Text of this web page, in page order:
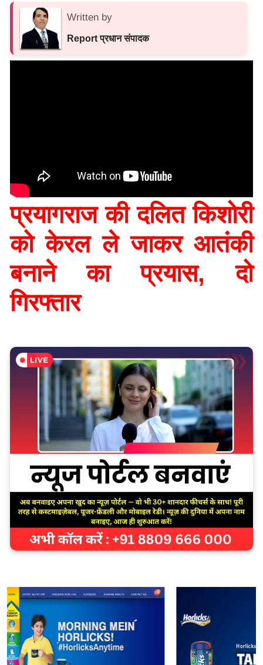
Written by
Report प्रधान संपादक
प्रयागराज की दलित किशोरी
को केरल ले जाकर आतंकी
बनाने का प्रयास, दो
गिरफ्तार